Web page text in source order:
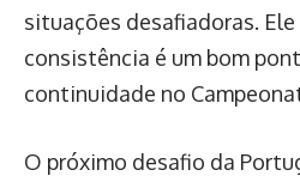
situações desafiadoras.
consistência é um bom
continuidade no
O próximo desafio da